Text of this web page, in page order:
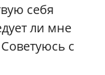
себя
ли мне
с